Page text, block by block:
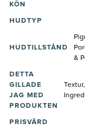
KÖN
HUDTYP
HUDTILLSTÅND
&
DETTA
GILLADE
JAG MED
PRODUKTEN
PRISVÄRD